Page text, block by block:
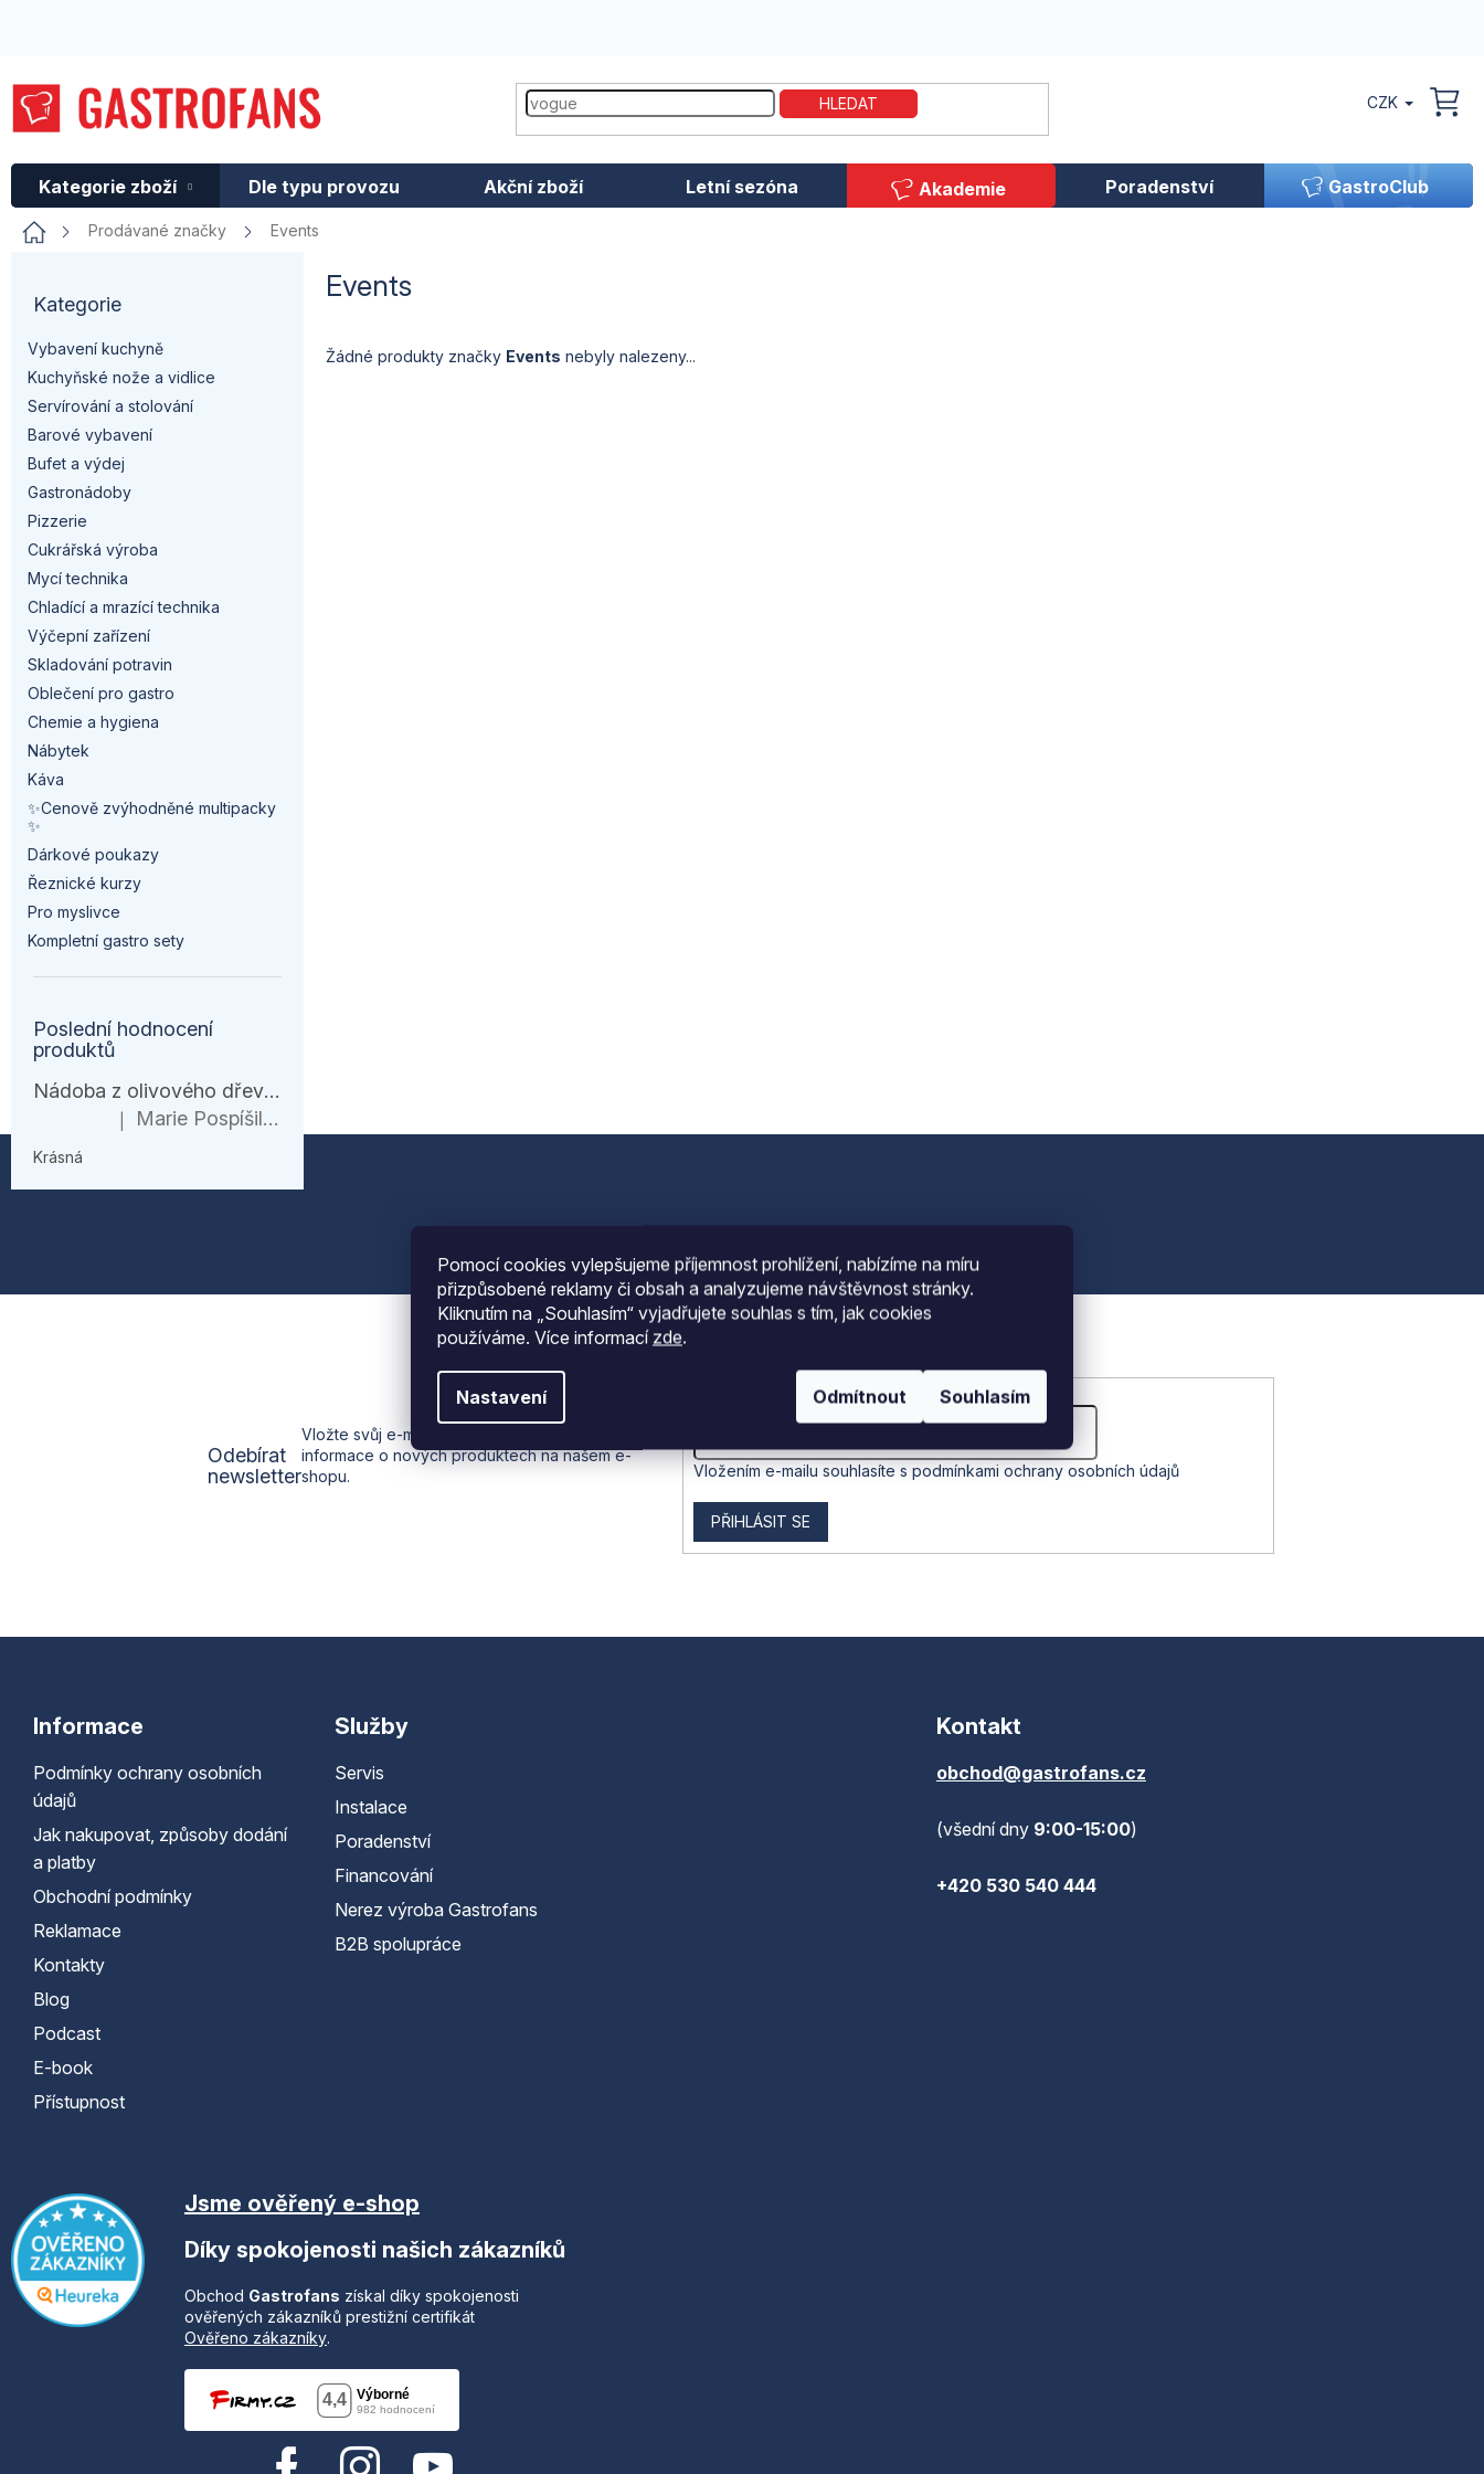
Pomocí cookies vylepšujeme příjemnost prohlížení, nabízíme na míru
přizpůsobené reklamy či obsah a analyzujeme návštěvnost stránky.
Kliknutím na „Souhlasím“ vyjadřujete souhlas s tím, jak cookies
používáme. Více informací zde.
Nastavení Odmítnout Souhlasím
HLEDAT CZK
Kategorie zboží
Dle typu provozu Akční zboží Letní sezóna Akademie Poradenství GastroClub
Domů Prodávané značky Events
Přeskočit
Kategorie
Vybavení kuchyně
Kuchyňské nože a vidlice
Servírování a stolování
Barové vybavení
Bufet a výdej
Gastronádoby
Pizzerie
Cukrářská výroba
Mycí technika
Chladící a mrazící technika
Výčepní zařízení
Skladování potravin
Oblečení pro gastro
Chemie a hygiena
Nábytek
Káva
✨Cenově zvýhodněné multipacky
✨
Dárkové poukazy
Řeznické kurzy
Pro myslivce
Kompletní gastro sety
Poslední hodnocení
produktů
Nádoba z olivového dřeva, HENDI, 245x198x(H)194mm
Hodnocení produktu je 5 z 5 hvězdiček.
Marie Pospíšilová
Krásná
Events
Žádné produkty značky Events nebyly nalezeny...
á
a
Odebírat
newsletter
Vložte svůj e-mail a my vám budeme zasílat
informace o nových produktech na našem e-
shopu.
Vložením e-mailu souhlasíte s podmínkami ochrany osobních údajů
PŘIHLÁSIT SE
Informace
Podmínky ochrany osobních
údajů
Jak nakupovat, způsoby dodání
a platby
Obchodní podmínky
Reklamace
Kontakty
Blog
Podcast
E-book
Přístupnost
Služby
Servis
Instalace
Poradenství
Financování
Nerez výroba Gastrofans
B2B spolupráce
Kontakt
obchod@gastrofans.cz
(všední dny 9:00-15:00)
+420 530 540 444
Jsme ověřený e-shop
Díky spokojenosti našich zákazníků
Obchod Gastrofans získal díky spokojenosti
ověřených zákazníků prestižní certifikát
Ověřeno zákazníky.